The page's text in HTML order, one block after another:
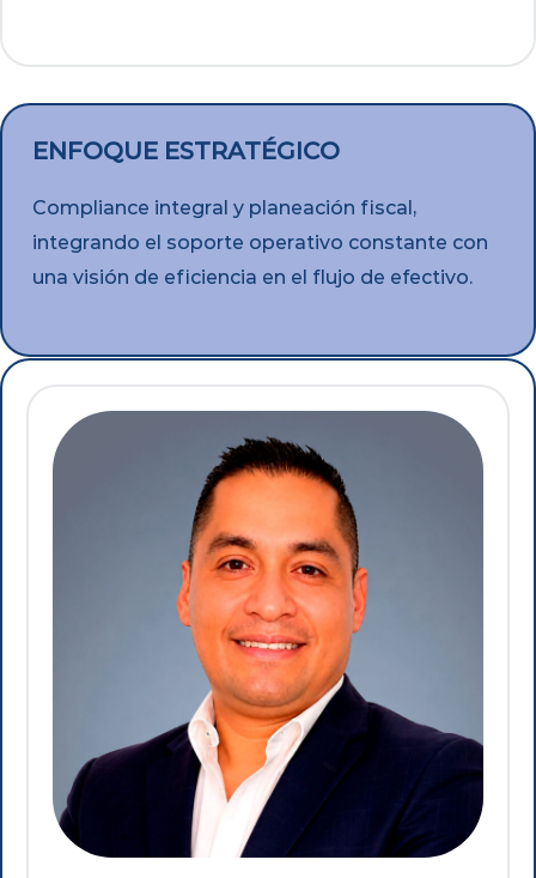
ENFOQUE ESTRATÉGICO
Compliance integral y planeación fiscal,
integrando el soporte operativo constante con
una visión de eficiencia en el flujo de efectivo.